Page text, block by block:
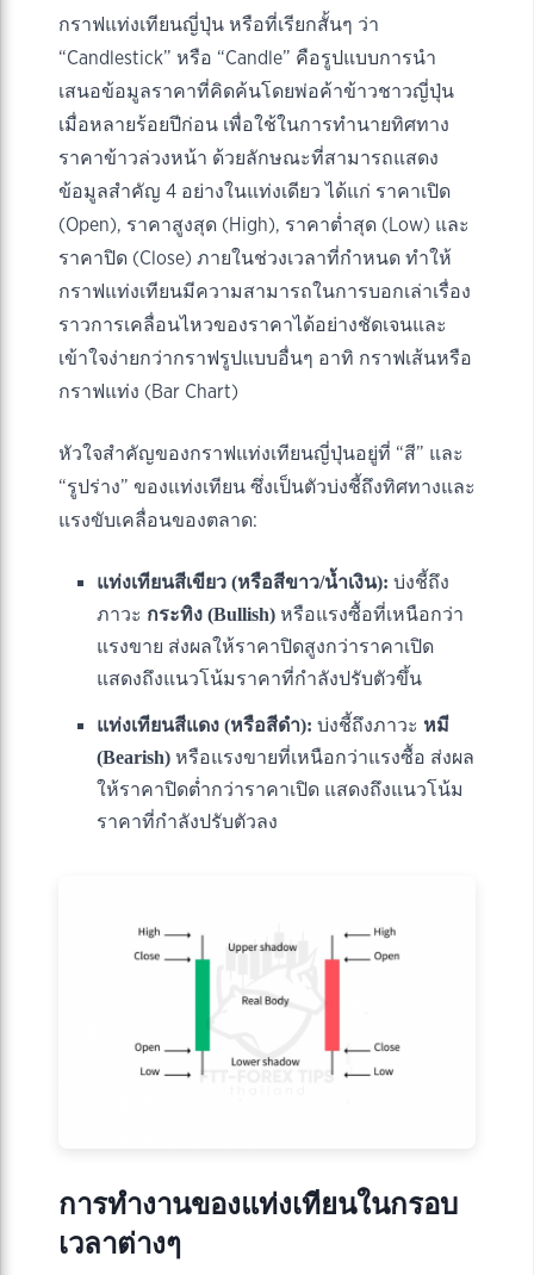
กราฟแท่งเทียนญี่ปุ่น หรือที่เรียกสั้นๆ ว่า
“Candlestick” หรือ “Candle” คือรูปแบบการนำ
เสนอข้อมูลราคาที่คิดค้นโดยพ่อค้าข้าวชาวญี่ปุ่น
เมื่อหลายร้อยปีก่อน เพื่อใช้ในการทำนายทิศทาง
ราคาข้าวล่วงหน้า ด้วยลักษณะที่สามารถแสดง
ข้อมูลสำคัญ 4 อย่างในแท่งเดียว ได้แก่ ราคาเปิด
(Open), ราคาสูงสุด (High), ราคาต่ำสุด (Low) และ
ราคาปิด (Close) ภายในช่วงเวลาที่กำหนด ทำให้
กราฟแท่งเทียนมีความสามารถในการบอกเล่าเรื่อง
ราวการเคลื่อนไหวของราคาได้อย่างชัดเจนและ
เข้าใจง่ายกว่ากราฟรูปแบบอื่นๆ อาทิ กราฟเส้นหรือ
กราฟแท่ง (Bar Chart)
หัวใจสำคัญของกราฟแท่งเทียนญี่ปุ่นอยู่ที่ “สี” และ
“รูปร่าง” ของแท่งเทียน ซึ่งเป็นตัวบ่งชี้ถึงทิศทางและ
แรงขับเคลื่อนของตลาด:
แท่งเทียนสีเขียว (หรือสีขาว/น้ำเงิน): บ่งชี้ถึง
ภาวะ กระทิง (Bullish) หรือแรงซื้อที่เหนือกว่า
แรงขาย ส่งผลให้ราคาปิดสูงกว่าราคาเปิด
แสดงถึงแนวโน้มราคาที่กำลังปรับตัวขึ้น
แท่งเทียนสีแดง (หรือสีดำ): บ่งชี้ถึงภาวะ หมี
(Bearish) หรือแรงขายที่เหนือกว่าแรงซื้อ ส่งผล
ให้ราคาปิดต่ำกว่าราคาเปิด แสดงถึงแนวโน้ม
ราคาที่กำลังปรับตัวลง
การทำงานของแท่งเทียนในกรอบ
เวลาต่างๆ